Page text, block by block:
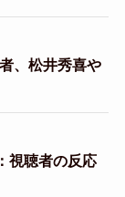
、松井秀喜や
視聴者の反応